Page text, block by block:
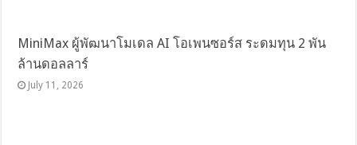
MiniMax ผู้พัฒนาโมเดล AI โอเพนซอร์ส ระดมทุน 2 พัน
ล้านดอลลาร์
July 11, 2026